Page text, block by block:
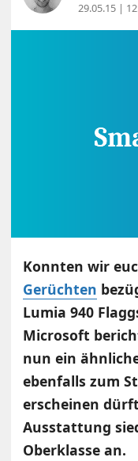
29.05.15 |
Konnten wir
Gerüchten
Lumia 940
Microsoft
nun ein
ebenfalls zum
erscheinen
Ausstattung
Oberklasse an.